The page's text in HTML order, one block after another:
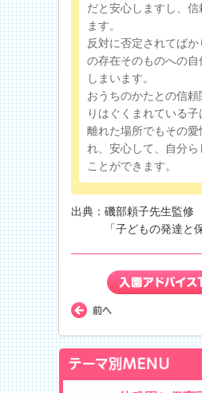
だと安心しますし、信
ます。
反対に否定されてば
の存在そのものへの
しまいます。
おうちのかたとの信
りはぐくまれている
離れた場所でもその愛
れ、安心して、自分ら
ことができます。
出典：磯部頼子先生監修
「子どもの発達と保